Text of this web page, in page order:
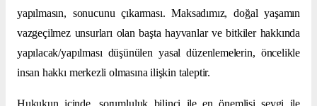
yapılmasın, sonucunu çıkarması. Maksadımız, doğal yaşamın
vazgeçilmez unsurları olan başta hayvanlar ve bitkiler hakkında
yapılacak/yapılması düşünülen yasal düzenlemelerin, öncelikle
insan hakkı merkezli olmasına ilişkin taleptir.
Hukukun içinde, sorumluluk bilinci ile en önemlisi sevgi ile